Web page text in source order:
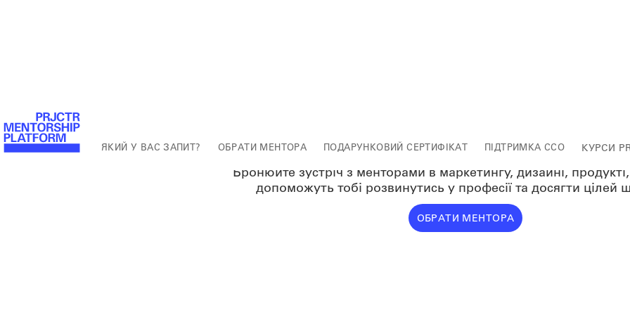
ЯКИЙ У ВАС ЗАПИТ? ОБРАТИ МЕНТОРА ПОДАРУНКОВИЙ СЕРТИФІКАТ ПІДТРИМКА ССО КУРСИ
продукту ринку та Brand
Бронюйте зустріч з менторами в маркетингу, дизайні, продукті,
допоможуть тобі розвинутись у професії та досягти цілей
ОБРАТИ МЕНТОРА